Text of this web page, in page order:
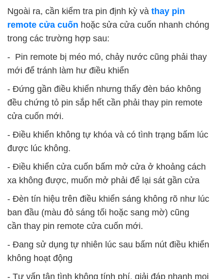
Ngoài ra, cần kiểm tra pin định kỳ và thay pin
remote cửa cuốn hoặc sửa cửa cuốn nhanh chóng
trong các trường hợp sau:
- Pin remote bị méo mó, chảy nước cũng phải thay
mới để tránh làm hư điều khiển
- Đứng gần điều khiển nhưng thấy đèn báo không
đều chứng tỏ pin sắp hết cần phải thay pin remote
cửa cuốn mới.
- Điều khiển không tự khóa và có tình trạng bấm lúc
được lúc không.
- Điều khiển cửa cuốn bấm mở cửa ở khoảng cách
xa không được, muốn mở phải để lại sát gần cửa
- Đèn tín hiệu trên điều khiển sáng không rõ như lúc
ban đầu (màu đỏ sáng tối hoặc sang mờ) cũng
cần thay pin remote cửa cuốn mới.
- Đang sử dụng tự nhiên lúc sau bấm nút điều khiển
không hoạt động
- Tư vấn tận tình không tính phí, giải đáp nhanh mọi